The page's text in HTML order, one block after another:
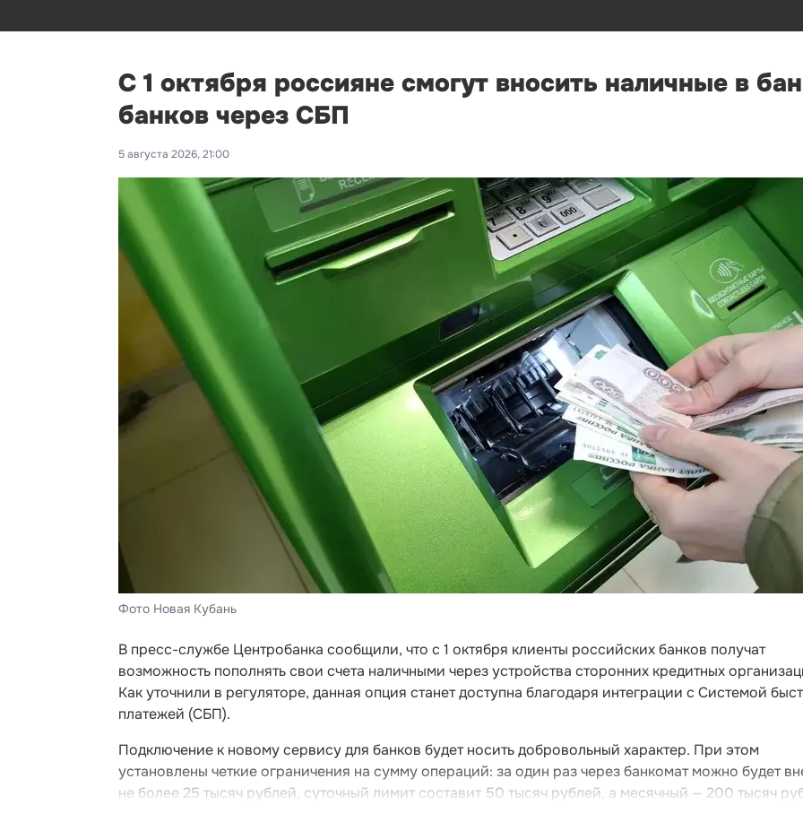
С 1 октября россияне смогут вносить наличные в
банков через СБП
5 августа 2026, 21:00
Фото Новая Кубань
В пресс-службе Центробанка сообщили, что с 1 октября клиенты российских банков получат
возможность пополнять свои счета наличными через устройства сторонних кредитных
Как уточнили в регуляторе, данная опция станет доступна благодаря интеграции с Системой
платежей (СБП).
Подключение к новому сервису для банков будет носить добровольный характер. При этом
установлены четкие ограничения на сумму операций: за один раз через банкомат можно будет
не более 25 тысяч рублей, суточный лимит составит 50 тысяч рублей, а месячный — 200 тысяч